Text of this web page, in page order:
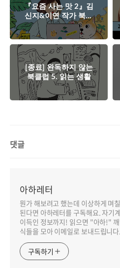
『요즘 사는 맛 2』김
신지&이연 작가 북토
크 '우리들의 맛집 공
개'
[종료] 완독하지 않는
북클럽 5. 읽는 생활
댓글
아하레터
뭔가 해보려고 했는데 이상하게 며
된다면 아하레터를 구독해요. 자기
이득인 정보까지! 읽으면 "아하!"
식들을 모아 이메일로 보내드립니다.
구독하기